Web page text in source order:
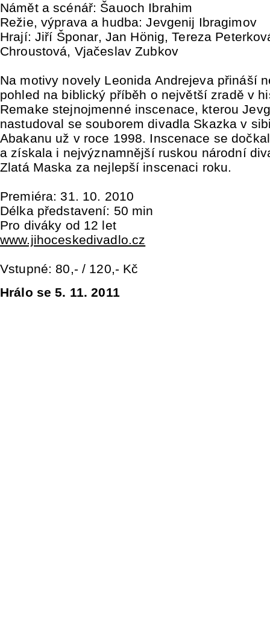
Námět a scénář: Šauoch Ibrahim
Režie, výprava a hudba: Jevgenij Ibragimov
Hrají: Jiří Šponar, Jan Hönig, Tereza
Chroustová, Vjačeslav Zubkov
Na motivy novely Leonida Andrejeva přináší
pohled na biblický příběh o největší zradě v
Remake stejnojmenné inscenace, kterou
nastudoval se souborem divadla Skazka v
Abakanu už v roce 1998. Inscenace se
a získala i nejvýznamnější ruskou národní
Zlatá Maska za nejlepší inscenaci roku.
Premiéra: 31. 10. 2010
Délka představení: 50 min
Pro diváky od 12 let
www.jihoceskedivadlo.cz
Vstupné: 80,- / 120,- Kč
Hrálo se 5. 11. 2011